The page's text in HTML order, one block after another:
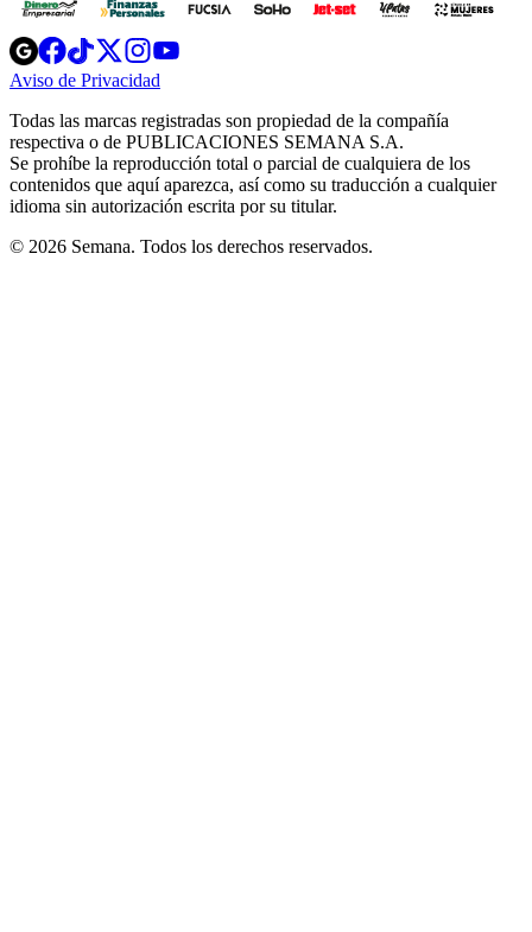
Opens
in
new
Opens
in
new
Opens
in
new
window
Opens
new
windowwindow
Aviso de Privacidad
new
window
Todas las marcas registradas son propiedad de la compañía
respectiva o de PUBLICACIONES SEMANA S.A.
Se prohíbe la reproducción total o parcial de cualquiera de los
contenidos que aquí aparezca, así como su traducción a cualquier
idioma sin autorización escrita por su titular.
© 2026 Semana. Todos los derechos reservados.